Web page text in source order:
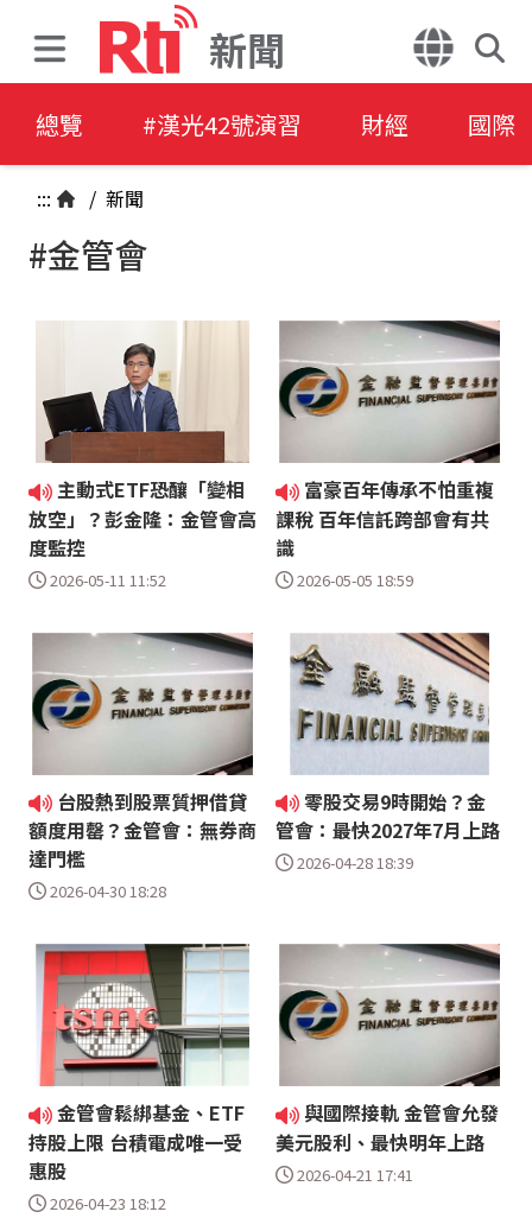
新聞
總覽 #漢光42號演習 財經 國際
::: / 新聞
#金管會
主動式ETF恐釀「變相
放空」？彭金隆：金管會高
度監控
2026-05-11 11:52
富豪百年傳承不怕重複
課稅 百年信託跨部會有共
識
2026-05-05 18:59
台股熱到股票質押借貸
額度用罄？金管會：無券商
達門檻
2026-04-30 18:28
零股交易9時開始？金
管會：最快2027年7月上路
2026-04-28 18:39
金管會鬆綁基金、ETF
持股上限 台積電成唯一受
惠股
2026-04-23 18:12
與國際接軌 金管會允發
美元股利、最快明年上路
2026-04-21 17:41